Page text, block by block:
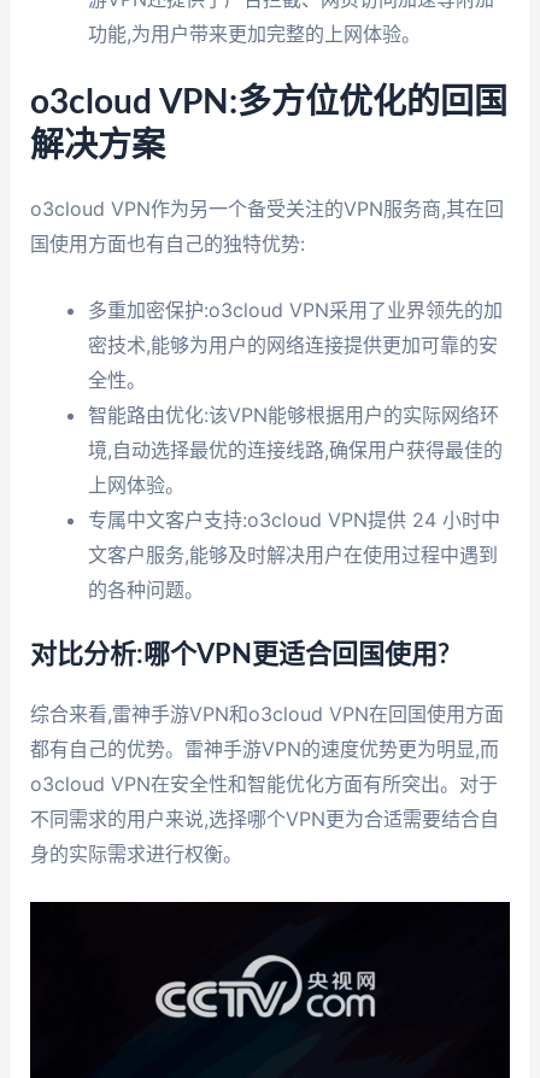
功能,为用户带来更加完整的上网体验。
o3cloud VPN:多方位优化的回国
解决方案
o3cloud VPN作为另一个备受关注的VPN服务商,其在回
国使用方面也有自己的独特优势:
多重加密保护:o3cloud VPN采用了业界领先的加
密技术,能够为用户的网络连接提供更加可靠的安
全性。
智能路由优化:该VPN能够根据用户的实际网络环
境,自动选择最优的连接线路,确保用户获得最佳的
上网体验。
专属中文客户支持:o3cloud VPN提供 24 小时中
文客户服务,能够及时解决用户在使用过程中遇到
的各种问题。
对比分析:哪个VPN更适合回国使用?
综合来看,雷神手游VPN和o3cloud VPN在回国使用方面
都有自己的优势。雷神手游VPN的速度优势更为明显,而
o3cloud VPN在安全性和智能优化方面有所突出。对于
不同需求的用户来说,选择哪个VPN更为合适需要结合自
身的实际需求进行权衡。